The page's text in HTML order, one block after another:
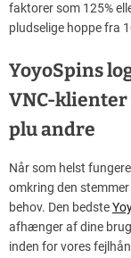
faktorer som 125%
pludselige hoppe fra
YoyoSpins
VNC-
plu andre
Når som helst
omkring den
behov. Den bedste
afhænger af dine
inden for vores